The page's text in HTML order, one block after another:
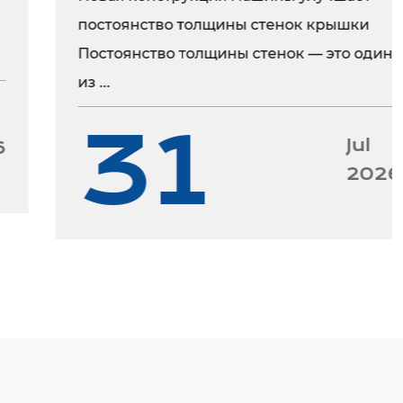
решения для формования, которые
развитию вашего бизнеса.
постоянство толщины стенок крышки
Постоянство толщины стенок — это один
31
2026